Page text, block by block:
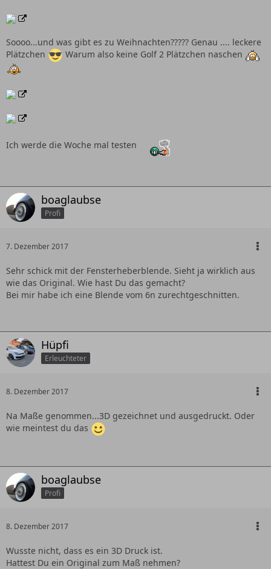
Soooo...und was gibt es zu Weihnachten????? Genau .... leckere
Plätzchen
Warum also keine Golf 2 Plätzchen naschen
Ich werde die Woche mal testen
boaglaubse
Profi
7. Dezember 2017
Sehr schick mit der Fensterheberblende. Sieht ja wirklich aus
wie das Original. Wie hast Du das gemacht?
Bei mir habe ich eine Blende vom 6n zurechtgeschnitten.
Hüpfi
Erleuchteter
8. Dezember 2017
Na Maße genommen...3D gezeichnet und ausgedruckt. Oder
wie meintest du das
boaglaubse
Profi
8. Dezember 2017
Wusste nicht, dass es ein 3D Druck ist.
Hattest Du ein Original zum Maß nehmen?